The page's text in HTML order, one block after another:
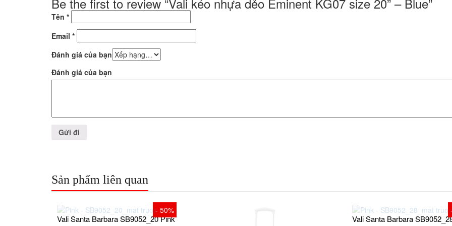
Tên *
Email *
Đánh giá của bạn
Đánh giá của bạn
Sản phẩm liên quan
- 50%
Vali Santa Barbara SB9052_20 Pink Vali Santa Barbara